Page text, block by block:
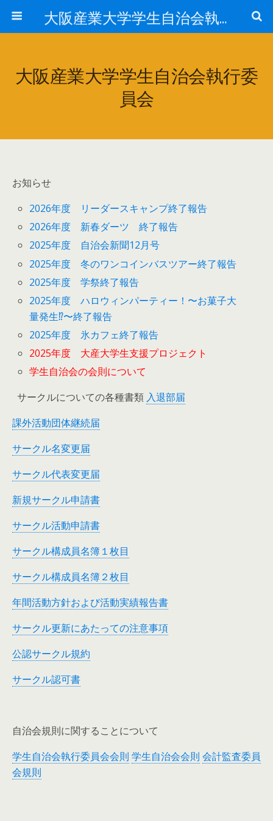
大阪産業大学学生自治会執行委員会
大阪産業大学学生自治会執行委
員会
お知らせ
2026年度 リーダースキャンプ終了報告
2026年度 新春ダーツ 終了報告
2025年度 自治会新聞12月号
2025年度 冬のワンコインバスツアー終了報告
2025年度 学祭終了報告
2025年度 ハロウィンパーティー！〜お菓子大
量発生⁉︎〜終了報告
2025年度 氷カフェ終了報告
2025年度 大産大学生支援プロジェクト
学生自治会の会則について
サークルについての各種書類 入退部届
課外活動団体継続届
サークル名変更届
サークル代表変更届
新規サークル申請書
サークル活動申請書
サークル構成員名簿１枚目
サークル構成員名簿２枚目
年間活動方針および活動実績報告書
サークル更新にあたっての注意事項
公認サークル規約
サークル認可書
自治会規則に関することについて
学生自治会執行委員会会則 学生自治会会則 会計監査委員
会規則